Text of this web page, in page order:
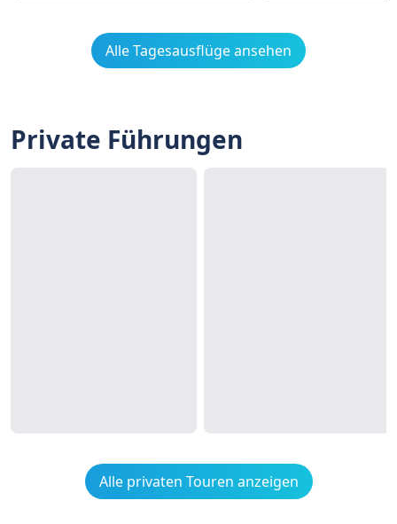
Alle Tagesausflüge ansehen
Private Führungen
Alle privaten Touren anzeigen